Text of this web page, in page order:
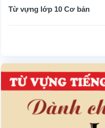
Từ vựng lớp 10 Cơ bản